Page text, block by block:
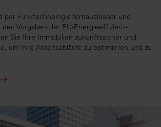
per Funktechnologie fernauslesbar und
Vorgaben der EU-Energieeffizienz-
Sie Ihre Immobilien zukunftssicher und
um Ihre Arbeitsabläufe zu optimieren und zu